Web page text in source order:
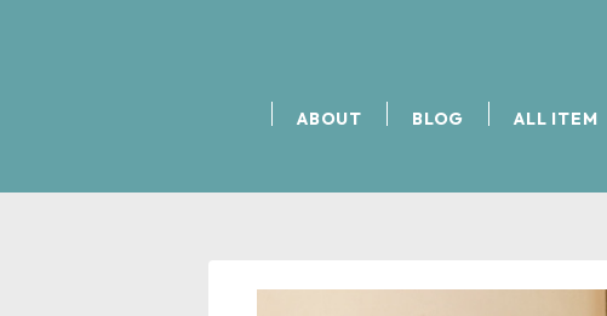
ABOUT BLOG ALL ITEM